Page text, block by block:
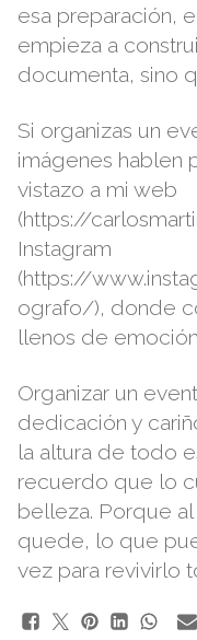
esa preparación,
empieza a
documenta, sino
Si organizas un
imágenes hablen
vistazo a mi web
(https://
Instagram
(https://
ografo/), donde
llenos de
Organizar un
dedicación y
la altura de todo
recuerdo que lo
belleza. Porque
quede, lo que
vez para revivirlo